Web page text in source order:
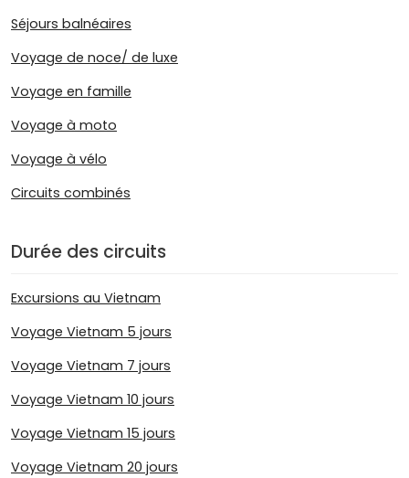
Séjours balnéaires
Voyage de noce/ de luxe
Voyage en famille
Voyage à moto
Voyage à vélo
Circuits combinés
Durée des circuits
Excursions au Vietnam
Voyage Vietnam 5 jours
Voyage Vietnam 7 jours
Voyage Vietnam 10 jours
Voyage Vietnam 15 jours
Voyage Vietnam 20 jours